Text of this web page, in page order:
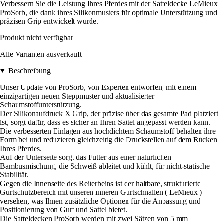
Verbessern Sie die Leistung Ihres Pferdes mit der Satteldecke LeMieux
ProSorb, die dank ihres Silikonmusters für optimale Unterstützung und
präzisen Grip entwickelt wurde.
Produkt nicht verfügbar
Alle Varianten ausverkauft
Beschreibung
Unser Update von ProSorb, von Experten entworfen, mit einem
einzigartigen neuen Steppmuster und aktualisierter
Schaumstoffunterstützung.
Der Silikonaufdruck X Grip, der präzise über das gesamte Pad platziert
ist, sorgt dafür, dass es sicher an Ihren Sattel angepasst werden kann.
Die verbesserten Einlagen aus hochdichtem Schaumstoff behalten ihre
Form bei und reduzieren gleichzeitig die Druckstellen auf dem Rücken
Ihres Pferdes.
Auf der Unterseite sorgt das Futter aus einer natürlichen
Bambusmischung, die Schweiß ableitet und kühlt, für nicht-statische
Stabilität.
Gegen die Innenseite des Reiterbeins ist der haltbare, strukturierte
Gurtschutzbereich mit unseren inneren Gurtschnallen ( LeMieux )
versehen, was Ihnen zusätzliche Optionen für die Anpassung und
Positionierung von Gurt und Sattel bietet.
Die Satteldecken ProSorb werden mit zwei Sätzen von 5 mm